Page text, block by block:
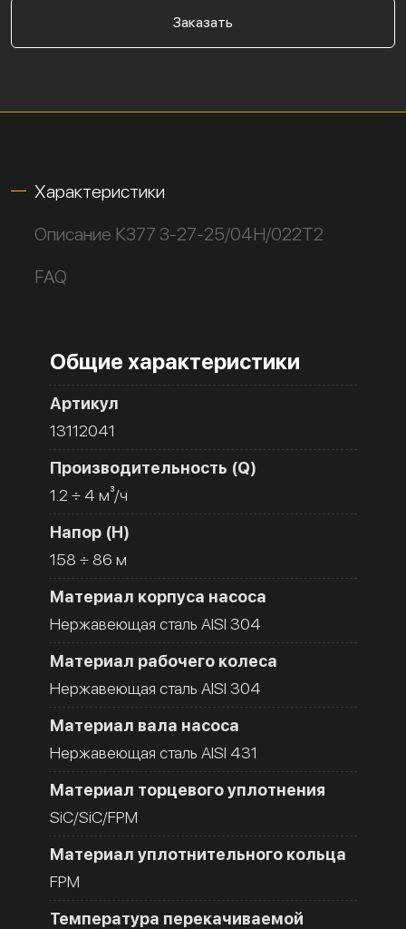
Заказать
Характеристики
Описание К377 3-27-25/04Н/022Т2
FAQ
Общие характеристики
Артикул
13112041
Производительность (Q)
1.2 ÷ 4 м³/ч
Напор (H)
158 ÷ 86 м
Материал корпуса насоса
Нержавеющая сталь AISI 304
Материал рабочего колеса
Нержавеющая сталь AISI 304
Материал вала насоса
Нержавеющая сталь AISI 431
Материал торцевого уплотнения
SiC/SiC/FPM
Материал уплотнительного кольца
FPM
Температура перекачиваемой